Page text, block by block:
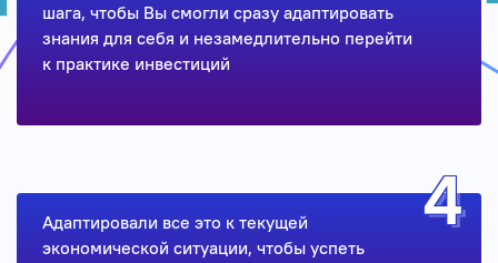
шага, чтобы Вы смогли сразу адаптировать
знания для себя и незамедлительно перейти
к практике инвестиций
Адаптировали все это к текущей
экономической ситуации, чтобы успеть